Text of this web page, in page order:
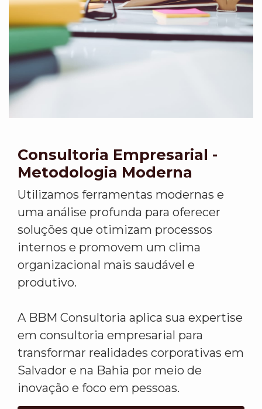
Consultoria Empresarial -
Metodologia Moderna
Utilizamos ferramentas modernas e
uma análise profunda para oferecer
soluções que otimizam processos
internos e promovem um clima
organizacional mais saudável e
produtivo.
A BBM Consultoria aplica sua expertise
em consultoria empresarial para
transformar realidades corporativas em
Salvador e na Bahia por meio de
inovação e foco em pessoas.